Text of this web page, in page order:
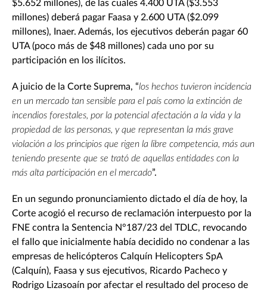
$5.652 millones), de las cuales 4.400 UTA ($3.553
millones) deberá pagar Faasa y 2.600 UTA ($2.099
millones), Inaer. Además, los ejecutivos deberán pagar 60
UTA (poco más de $48 millones) cada uno por su
participación en los ilícitos.
A juicio de la Corte Suprema, “los hechos tuvieron incidencia
en un mercado tan sensible para el país como la extinción de
incendios forestales, por la potencial afectación a la vida y la
propiedad de las personas, y que representan la más grave
violación a los principios que rigen la libre competencia, más aun
teniendo presente que se trató de aquellas entidades con la
más alta participación en el mercado”.
En un segundo pronunciamiento dictado el día de hoy, la
Corte acogió el recurso de reclamación interpuesto por la
FNE contra la Sentencia N°187/23 del TDLC, revocando
el fallo que inicialmente había decidido no condenar a las
empresas de helicópteros Calquín Helicopters SpA
(Calquín), Faasa y sus ejecutivos, Ricardo Pacheco y
Rodrigo Lizasoaín por afectar el resultado del proceso de